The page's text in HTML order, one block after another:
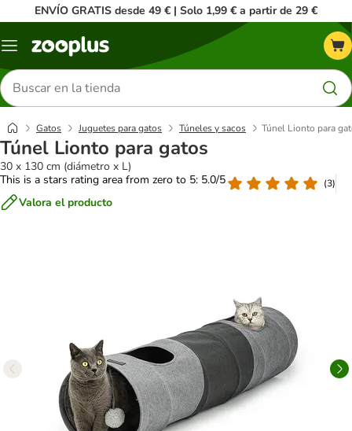
ENVÍO GRATIS desde 49 € | Solo 1,99 € a partir de 29 €
Menú
Buscar
productos
Gatos Juguetes para gatos Túneles y sacos Túnel Lionto para
Túnel Lionto para gatos
30 x 130 cm (diámetro x L)
This is a stars rating area from zero to 5: 5.0/5
(3)
Valora el producto